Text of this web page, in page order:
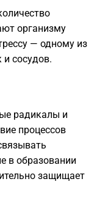
организму
— одному из
сосудов.
радикалы и
процессов
в образовании
защищает